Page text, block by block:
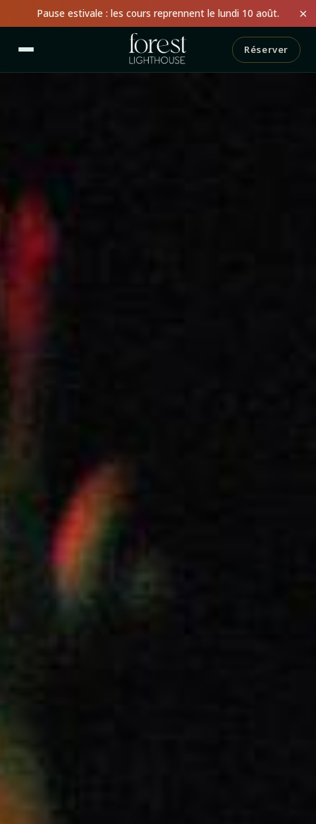
Pause estivale : les cours reprennent le lundi 10 août. ×
Réserver